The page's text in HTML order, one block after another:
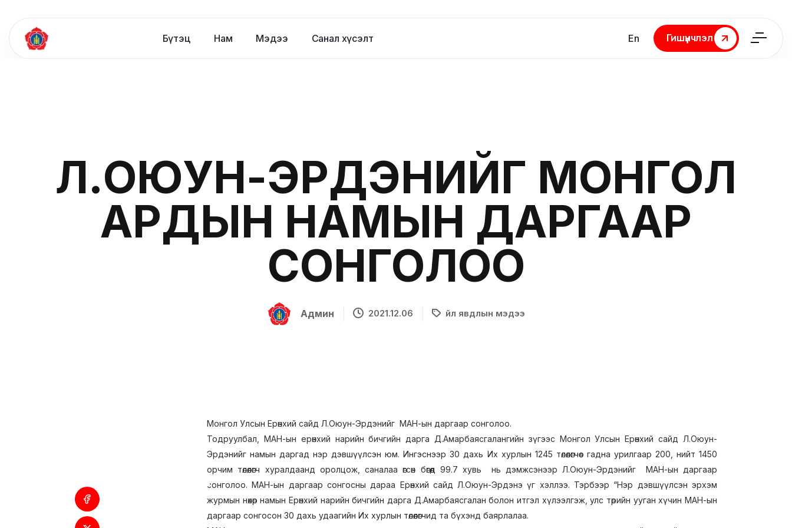
Бүтэц Нам Мэдээ Санал хүсэлт En
Гишүүнчлэл
Гишүүнчлэл
Л.ОЮУН-ЭРДЭНИЙГ МОНГОЛ
АРДЫН НАМЫН ДАРГААР
СОНГОЛОО
Админ 2021.12.06 Үйл явдлын мэдээ
Монгол Улсын Ерөнхий сайд Л.Оюун-Эрдэнийг МАН-ын даргаар сонголоо.
Тодруулбал, МАН-ын ерөнхий нарийн бичгийн дарга Д.Амарбаясгалангийн зүгээс Монгол Улсын Ерөнхий сайд Л.Оюун-
Эрдэнийг намын даргад нэр дэвшүүлсэн юм. Ингэснээр 30 дахь Их хурлын 1245 төлөөлөгчөөс гадна урилгаар 200, нийт 1450
орчим төлөөлөгч хуралдаанд оролцож, саналаа өгсөн бөгөөд 99.7 хувь нь дэмжсэнээр Л.Оюун-Эрдэнийг МАН-ын даргаар
сонголоо. МАН-ын даргаар сонгосны дараа Ерөнхий сайд Л.Оюун-Эрдэнэ үг хэллээ. Тэрбээр “Нэр дэвшүүлсэн эрхэм
журмын нөхөр намын Ерөнхий нарийн бичгийн дарга Д.Амарбаясгалан болон итгэл хүлээлгэж, улс төрийн ууган хүчин МАН-ын
даргаар сонгосон 30 дахь удаагийн Их хурлын төлөөлөгчид та бүхэнд баярлалаа.